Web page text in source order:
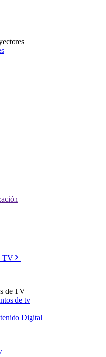
TV
de TV
de tv
Digital